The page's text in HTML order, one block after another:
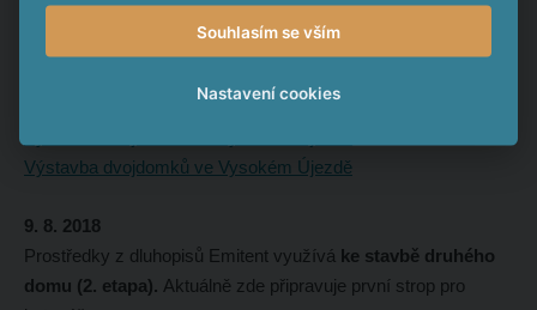
Výstavba dvojdomků ve Vysokém Újezdě
9. 8. 2018
Prostředky z dluhopisů Emitent využívá ke stavbě druhého
domu (2. etapa). Aktuálně zde připravuje první strop pro
Souhlasím se vším
Nastavení cookies